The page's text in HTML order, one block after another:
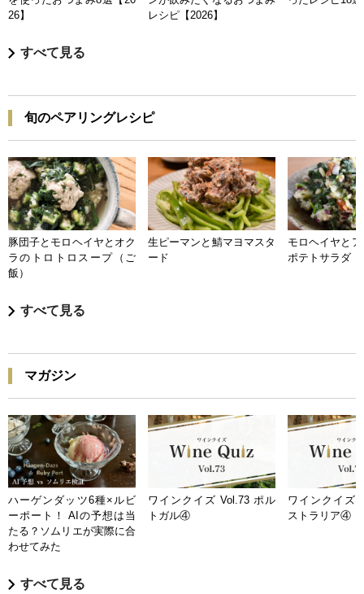
26】
レシピ【2026】
すべて見る
旬のペアリングレシピ
豚団子とモロヘイヤとオク
ラのトロトロスープ（ご
飯）
生ピーマンと鯖マヨマスタ
ード
モロヘイヤと
ポテトサラダ
すべて見る
マガジン
ハーゲンダッツ6種×ルビ
ーポート！ AIの予想は当
たる？ソムリエが実際に合
わせてみた
ワインクイズ Vol.73 ポル
トガル④
ワインクイズ
ストラリア④
すべて見る